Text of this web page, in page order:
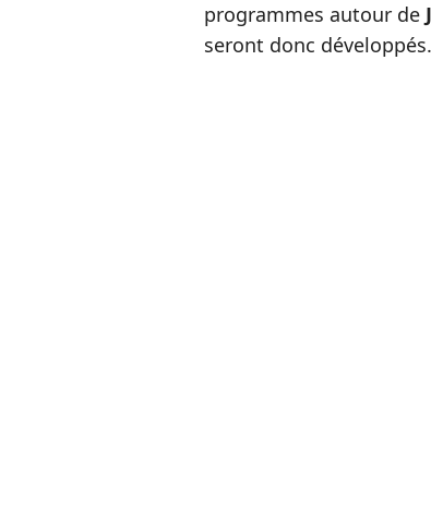
programmes autour de
seront donc développés.